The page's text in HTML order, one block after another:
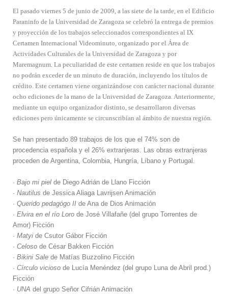
El pasado viernes 5 de junio de 2009, a las siete de la tarde, en el Edificio
Paraninfo de la Universidad de Zaragoza se celebró la entrega de premios
y proyección de los trabajos seleccionados correspondientes al IX
Certamen Internacional Videominuto, organizado por el Área de
Actividades Culturales de la Universidad de Zaragoza y por
Maremagnum. La peculiaridad de este certamen reside en que los trabajos
no podrán exceder de un minuto de duración, incluyendo los títulos de
crédito. Este certamen viene organizándose con carácter nacional durante
ocho ediciones de la mano de la Universidad de Zaragoza. Anteriormente,
mediante un equipo organizador distinto, se desarrollaron diversas
ediciones pero únicamente se circunscribían al ámbito de nuestra región.
Se han presentado 89 trabajos de los que el 74% son de
procedencia española y el 26% extranjeras. Las obras extranjeras
proceden de Argentina, Colombia, Hungría, Líbano y Portugal.
· Bajo mi piel de Diego Adrián de Llano Ficción
· Nautilus de Jessica Aliaga Lavrijsen Animación
· Querido pedagógo II de Ana de Dios Animación
· Elvira en el río Loro de José Villafañe (del grupo Torrentes de
Amor) Ficción
· Matyi de Csutor Gábor Ficción
· Celoso de César Bakken Ficción
· Bikini Sale de Matías Buzzolino Ficción
· Círculo vicioso de Lucía Menéndez (del grupo Luna de Abril prod.)
Ficción
· UNA del grupo Señor Cifrián Animación